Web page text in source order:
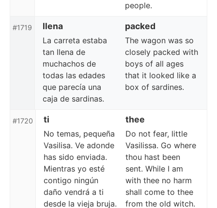
people.
#1719 llena packed
La carreta estaba
tan llena de
muchachos de
todas las edades
que parecía una
caja de sardinas.
The wagon was so
closely packed with
boys of all ages
that it looked like a
box of sardines.
#1720 ti thee
No temas, pequeña
Vasilisa. Ve adonde
has sido enviada.
Mientras yo esté
contigo ningún
daño vendrá a ti
desde la vieja bruja.
Do not fear, little
Vasilissa. Go where
thou hast been
sent. While I am
with thee no harm
shall come to thee
from the old witch.